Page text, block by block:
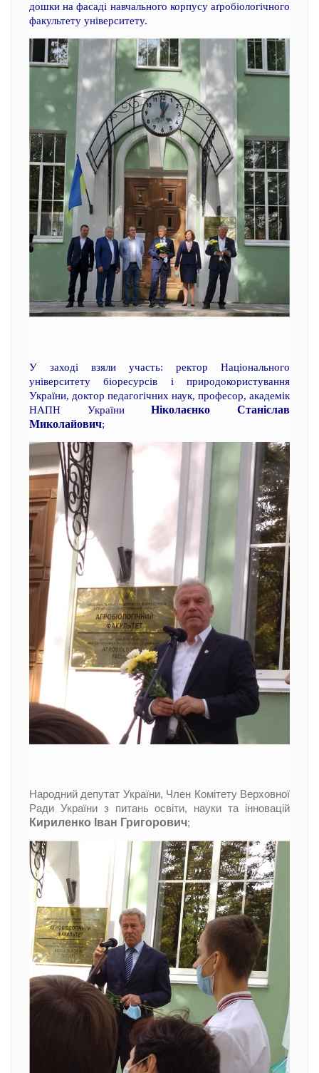
дошки на фасаді навчального корпусу аґробіологічного
факультету університету.
У заході взяли участь: ректор Національного
університету біоресурсів і природокористування
України, доктор педагогічних наук, професор, академік
НАПН УкраїниНіколаєнко Станіслав
Миколайович;
Народний депутат України, Член Комітету Верховної
Ради України з питань освіти, науки та інновацій
Кириленко Іван Григорович;